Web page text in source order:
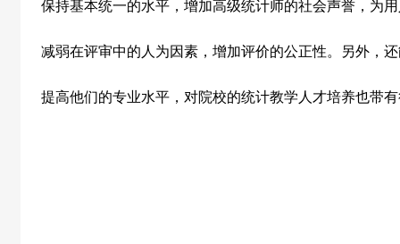
保持基本统一的水平，增加高级统计师的社会声誉，为
减弱在评审中的人为因素，增加评价的公正性。另外，
提高他们的专业水平，对院校的统计教学人才培养也带